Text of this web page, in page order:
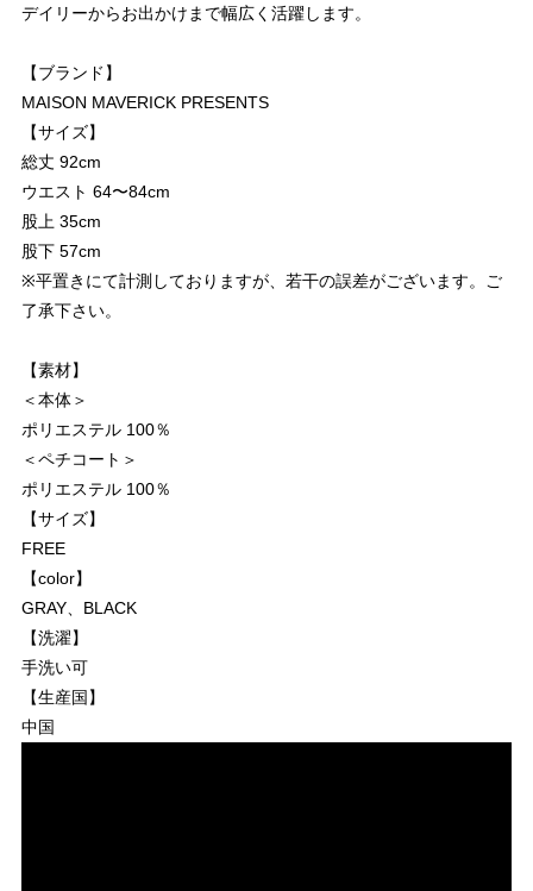
デイリーからお出かけまで幅広く活躍します。
【ブランド】
MAISON MAVERICK PRESENTS
【サイズ】
総丈 92cm
ウエスト 64〜84cm
股上 35cm
股下 57cm
※平置きにて計測しておりますが、若干の誤差がございます。ご
了承下さい。
【素材】
＜本体＞
ポリエステル 100％
＜ペチコート＞
ポリエステル 100％
【サイズ】
FREE
【color】
GRAY、BLACK
【洗濯】
手洗い可
【生産国】
中国